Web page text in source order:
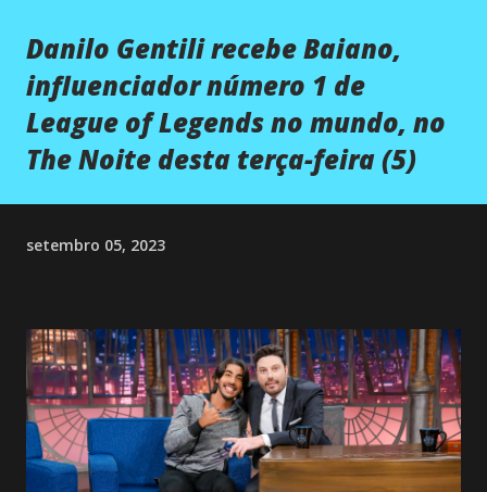
Danilo Gentili recebe Baiano,
influenciador número 1 de
League of Legends no mundo, no
The Noite desta terça-feira (5)
setembro 05, 2023